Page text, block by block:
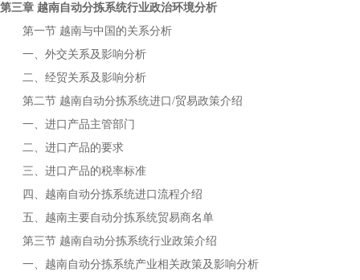
第三章 越南自动分拣系统行业政治环境分析
第一节 越南与中国的关系分析
一、外交关系及影响分析
二、经贸关系及影响分析
第二节 越南自动分拣系统进口/贸易政策介绍
一、进口产品主管部门
二、进口产品的要求
三、进口产品的税率标准
四、 越南自动分拣系统进口流程介绍
五、 越南主要自动分拣系统贸易商名单
第三节 越南自动分拣系统行业政策介绍
一、 越南自动分拣系统产业相关政策及影响分析